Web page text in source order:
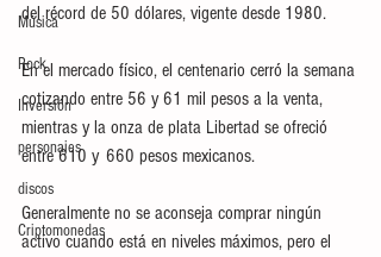
Música
Rock
Inversión
personajes
discos
Criptomonedas
del récord de 50 dólares, vigente desde 1980.
En el mercado físico, el centenario cerró la semana
cotizando entre 56 y 61 mil pesos a la venta,
mientras y la onza de plata Libertad se ofreció
entre 610 y  660 pesos mexicanos.
Generalmente no se aconseja comprar ningún
activo cuando está en niveles máximos, pero el